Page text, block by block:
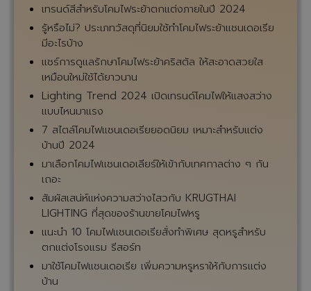
เทรนด์สีสำหรับโคมไฟระย้าตกแต่งภายในปี 2024
รู้หรือไม่? ประเภทวัสดุที่นิยมใช้ทำโคมไฟระย้าแชนเดอเรีย
มีอะไรบ้าง
แชร์การดูแลรักษาโคมไฟระย้าคริสตัล ให้สะอาดสวยใส
เหมือนใหม่ใช้ได้ยาวนาน
Lighting Trend 2024 เปิดเทรนด์โคมไฟให้แสงสว่าง
แบบไหนมาแรง
7 สไตล์โคมไฟแชนเดอเรียยอดนิยม เหมาะสำหรับแต่ง
บ้านปี 2024
มาเลือกโคมไฟแชนเดอเลียร์ให้เข้ากับเทศกาลต่าง ๆ กัน
เถอะ
สัมผัสเสน่ห์แห่งความสว่างไสวกับ KRUGTHAI
LIGHTING ที่สุดของร้านขายโคมไฟหรู
แนะนำ 10 โคมไฟแชนเดอเรียสั่งทำพิเศษ สุดหรูสำหรับ
ตกแต่งโรงแรม รีสอร์ท
มาใช้โคมไฟแชนเดอเรีย เพิ่มความหรูหราให้กับการแต่ง
บ้าน